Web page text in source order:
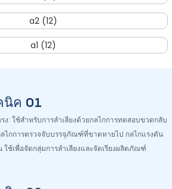
นิค 01
: ใช้สำหรับการลำเลียงด้วยกลไกการทดสอบขวดกลับ
ไกการตรวจจับบรรจุภัณฑ์ที่ขาดหายไป กลไกแรงดัน
ใช้เพื่อจัดกลุ่มการลำเลียงและจัดเรียงผลิตภัณฑ์